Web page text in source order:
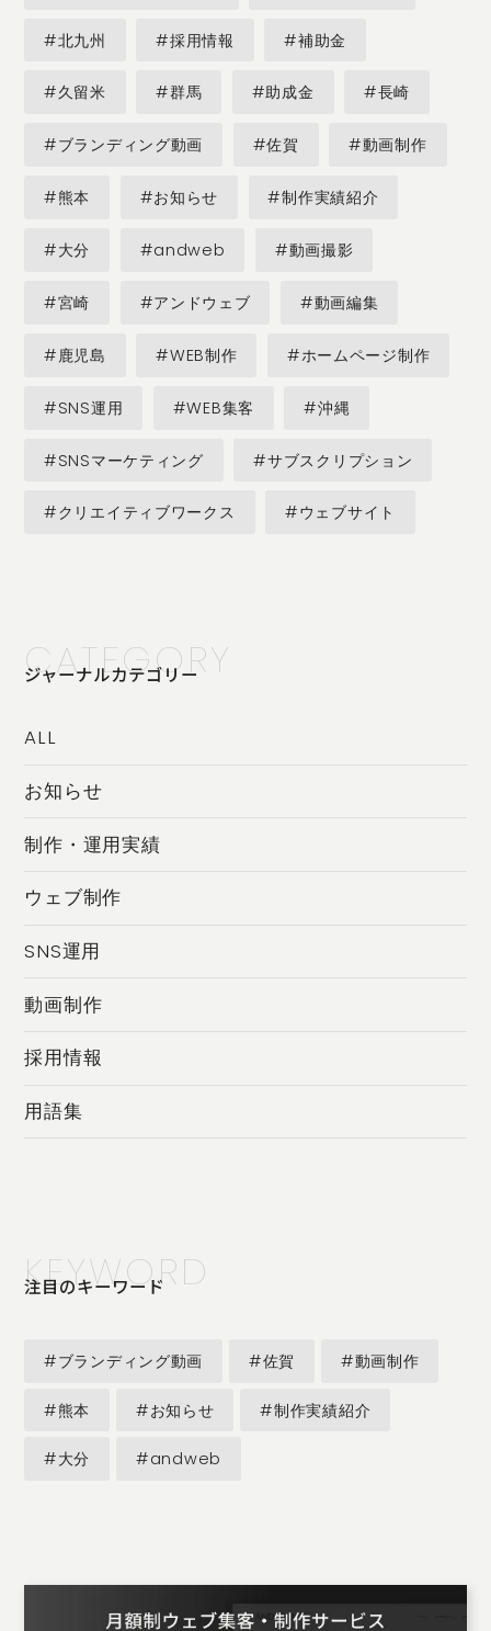
#北九州 #採用情報 #補助金
#久留米 #群馬 #助成金 #長崎
#ブランディング動画 #佐賀 #動画制作
#熊本 #お知らせ #制作実績紹介
#大分 #andweb #動画撮影
#宮崎 #アンドウェブ #動画編集
#鹿児島 #WEB制作 #ホームページ制作
#SNS運用 #WEB集客 #沖縄
#SNSマーケティング #サブスクリプション
#クリエイティブワークス #ウェブサイト
CATEGORY
ジャーナルカテゴリー
ALL
お知らせ
制作・運用実績
ウェブ制作
SNS運用
動画制作
採用情報
用語集
KEYWORD
注目のキーワード
#ブランディング動画 #佐賀 #動画制作
#熊本 #お知らせ #制作実績紹介
#大分 #andweb